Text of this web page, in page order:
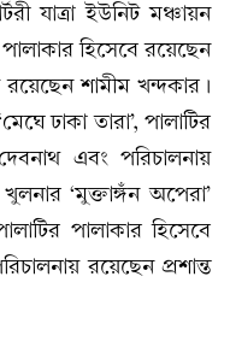
যাত্রা ইউনিট মঞ্চায়ন
হিসেবে রয়েছেন
শামীম খন্দকার।
ঢাকা তারা’, পালাটির
এবং পরিচালনায়
‘মুক্তাঙ্গঁন অপেরা’
পালাকার হিসেবে
রয়েছেন প্রশান্ত